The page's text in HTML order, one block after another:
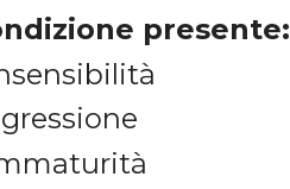
presente: